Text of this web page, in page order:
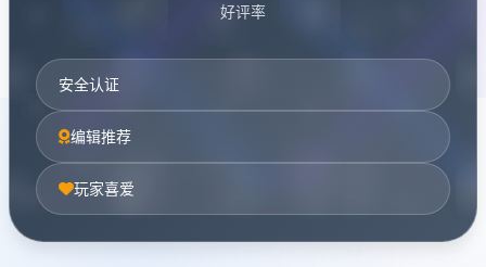
好评率
安全认证
编辑推荐
玩家喜爱